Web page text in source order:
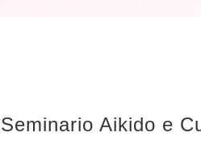
Seminario Aikido e